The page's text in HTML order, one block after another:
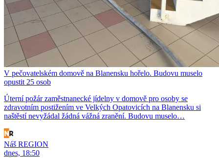
V pečovatelském domově na Blanensku hořelo. Budovu muselo
opustit 25 osob
Úterní požár zaměstnanecké jídelny v domově pro osoby se
zdravotním postižením ve Velkých Opatovicích na Blanensku si
naštěstí nevyžádal žádná vážná zranění. Budovu muselo…
Náš REGION
dnes, 18:50